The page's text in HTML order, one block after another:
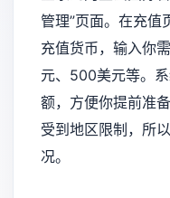
管理”页面。在充值
充值货币，输入你
元、500美元等。
额，方便你提前准
受到地区限制，所
况。